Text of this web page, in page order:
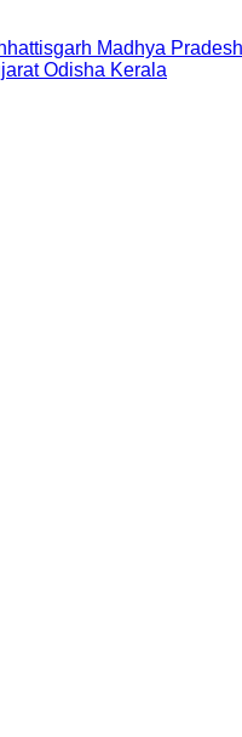
Madhya Pradesh
Odisha Kerala